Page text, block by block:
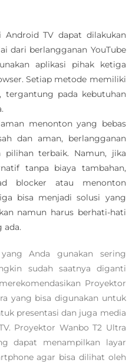
Android TV dapat dilakukan
dari berlangganan YouTube
aplikasi pihak ketiga
Setiap metode memiliki
tergantung pada kebutuhan
menonton yang bebas
dan aman, berlangganan
pilihan terbaik. Namun, jika
tanpa biaya tambahan,
blocker atau menonton
bisa menjadi solusi yang
namun harus berhati-hati
ada.
Anda gunakan sering
sudah saatnya diganti
Proyektor
yang bisa digunakan untuk
presentasi dan juga media
Proyektor Wanbo T2 Ultra
dapat menampilkan layar
agar bisa dilihat oleh